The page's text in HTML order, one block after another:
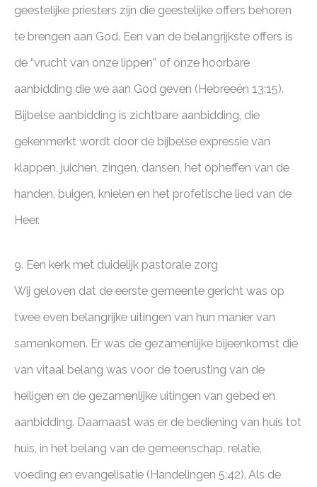
geestelijke priesters zijn die geestelijke offers behoren
te brengen aan God. Een van de belangrijkste offers is
de “vrucht van onze lippen” of onze hoorbare
aanbidding die we aan God geven (Hebreeën 13:15).
Bijbelse aanbidding is zichtbare aanbidding, die
gekenmerkt wordt door de bijbelse expressie van
klappen, juichen, zingen, dansen, het opheffen van de
handen, buigen, knielen en het profetische lied van de
Heer.
9. Een kerk met duidelijk pastorale zorg
Wij geloven dat de eerste gemeente gericht was op
twee even belangrijke uitingen van hun manier van
samenkomen. Er was de gezamenlijke bijeenkomst die
van vitaal belang was voor de toerusting van de
heiligen en de gezamenlijke uitingen van gebed en
aanbidding. Daarnaast was er de bediening van huis tot
huis, in het belang van de gemeenschap, relatie,
voeding en evangelisatie (Handelingen 5:42). Als de